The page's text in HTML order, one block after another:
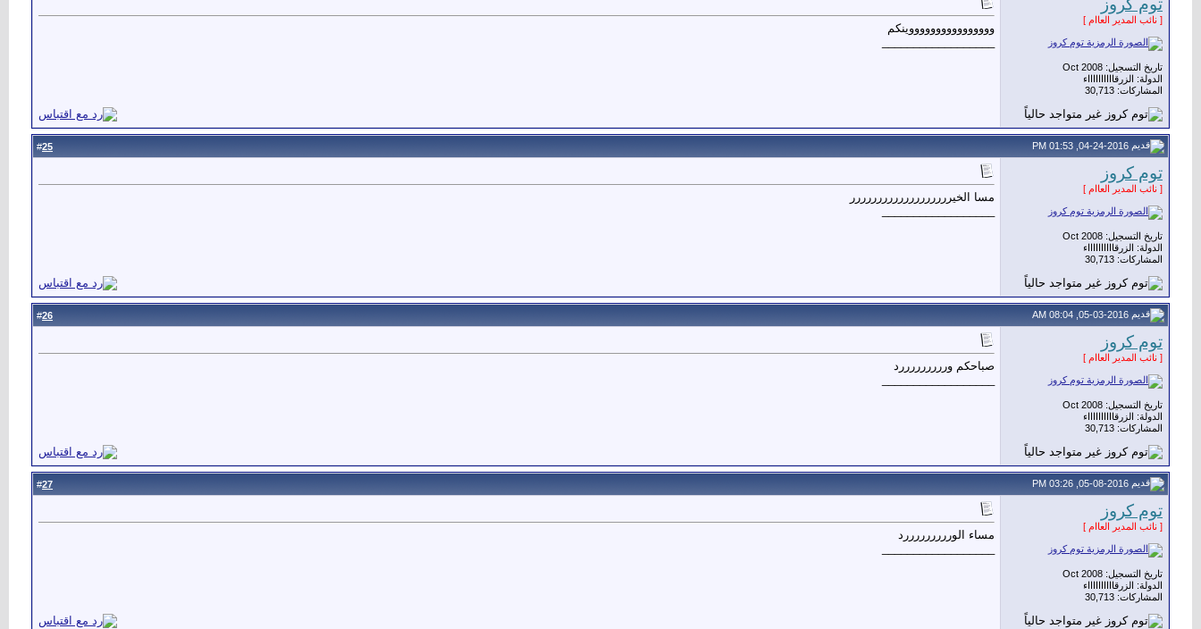
توم كروز
[ نائب المدير العاام ]
تاريخ التسجيل: Oct 2008
الدولة: الزرقااااااااااء
المشاركات: 30,713
ووووووووووووووووينكم
25
توم كروز
[ نائب المدير العاام ]
تاريخ التسجيل: Oct 2008
الدولة: الزرقااااااااااء
المشاركات: 30,713
مسا الخيررررررررررررررررررر
26
توم كروز
[ نائب المدير العاام ]
تاريخ التسجيل: Oct 2008
الدولة: الزرقااااااااااء
المشاركات: 30,713
صباحكم ورررررررررد
27
توم كروز
[ نائب المدير العاام ]
تاريخ التسجيل: Oct 2008
الدولة: الزرقااااااااااء
المشاركات: 30,713
مساء الورررررررررد